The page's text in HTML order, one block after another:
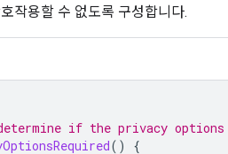
작용할 수 없도록 구성합니다.
if the privacy
() {